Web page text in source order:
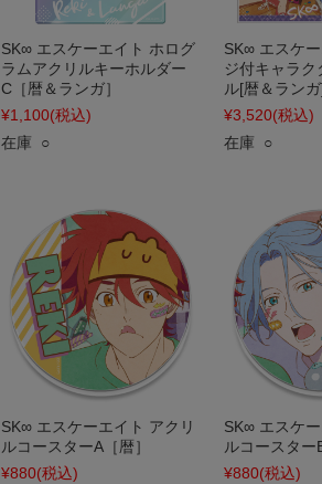
SK∞ エスケーエイト ホログ
ラムアクリルキーホルダー
C［暦＆ランガ］
¥1,100(税込)
在庫 ○
SK∞ エスケ
ジ付キャラク
ル[暦＆ラン
¥3,520(税込)
在庫 ○
SK∞ エスケーエイト アクリ
ルコースターA［暦］
¥880(税込)
SK∞ エスケ
ルコースター
¥880(税込)